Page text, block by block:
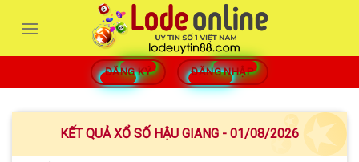
ĐĂNG KÝ ĐĂNG NHẬP
KẾT QUẢ XỔ SỐ HẬU GIANG - 01/08/2026